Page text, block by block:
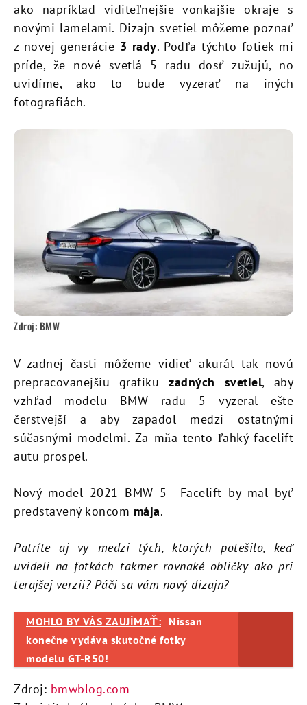
ako napríklad viditeľnejšie vonkajšie okraje s
novými lamelami. Dizajn svetiel môžeme poznať
z novej generácie 3 rady. Podľa týchto fotiek mi
príde, že nové svetlá 5 radu dosť zužujú, no
uvidíme, ako to bude vyzerať na iných
fotografiách.
Zdroj: BMW
V zadnej časti môžeme vidieť akurát tak novú
prepracovanejšiu grafikuzadných svetiel, aby
vzhľad modelu BMW radu 5 vyzeral ešte
čerstvejší a aby zapadol medzi ostatnými
súčasnými modelmi. Za mňa tento ľahký facelift
autu prospel.
Nový model 2021 BMW 5 Facelift by mal byť
predstavený koncom mája.
Patríte aj vy medzi tých, ktorých potešilo, keď
uvideli na fotkách takmer rovnaké obličky ako pri
terajšej verzii? Páči sa vám nový dizajn?
MOHLO BY VÁS ZAUJÍMAŤ: Nissan
konečne vydáva skutočné fotky
modelu GT-R50!
Zdroj: bmwblog.com